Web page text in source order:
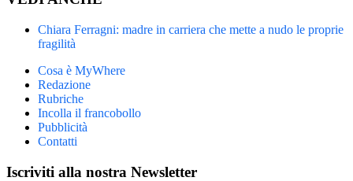
Chiara Ferragni: madre in carriera che mette a nudo le proprie
fragilità
Cosa è MyWhere
Redazione
Rubriche
Incolla il francobollo
Pubblicità
Contatti
Iscriviti alla nostra Newsletter